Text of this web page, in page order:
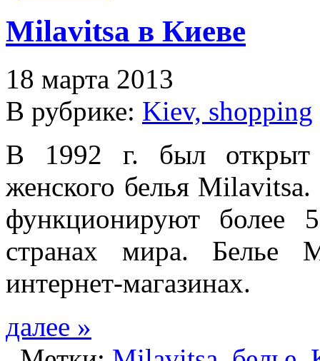
Milavitsa в Киеве
18 марта 2013
В рубрике: Kiev, shopping
В 1992 г. был открыт
женского белья
функционируют более
странах мира.
интернет-магазинах.
далее »